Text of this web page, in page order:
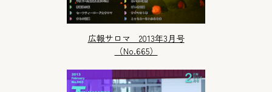
広報サロマ 2013年3月号
（No.665）